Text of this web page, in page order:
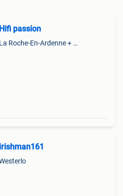
Hifi passion
La Roche-En-Ardenne + Partie De Marcourt
irishman161